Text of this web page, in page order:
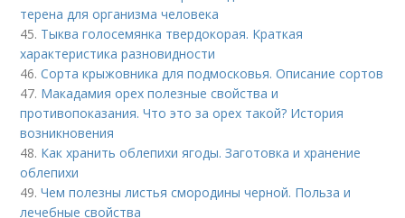
терена для организма человека
45. Тыква голосемянка твердокорая. Краткая
характеристика разновидности
46.Сорта крыжовника для подмосковья. Описание сортов
47. Макадамия орех полезные свойства и
противопоказания. Что это за орех такой? История
возникновения
48. Как хранить облепихи ягоды. Заготовка и хранение
облепихи
49.Чем полезны листья смородины черной. Польза и
лечебные свойства